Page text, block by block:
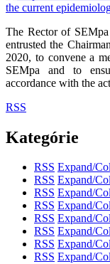
The Rector of SEMpa
entrusted the
2020, to convene a
SEMpa and to
accordance with the
RSS
Kategórie
RSS Expand/
RSS Expand/
RSS Expand/
RSS Expand/
RSS Expand/
RSS Expand/
RSS Expand/
RSS Expand/